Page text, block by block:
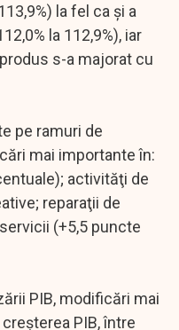
la fel ca şi a
la 112,9%), iar
s-a majorat cu
pe ramuri de
mai importante în:
activităţi de
reparaţii de
(+5,5 puncte
PIB, modificări mai
PIB, între